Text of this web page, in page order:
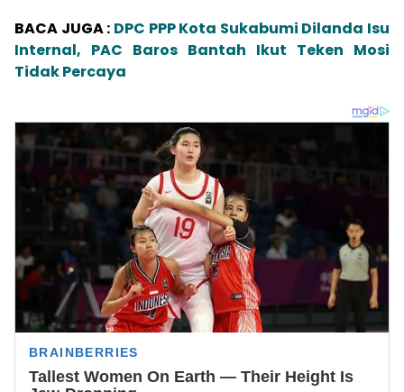
BACA JUGA : DPC PPP Kota Sukabumi Dilanda Isu
Internal, PAC Baros Bantah Ikut Teken Mosi
Tidak Percaya